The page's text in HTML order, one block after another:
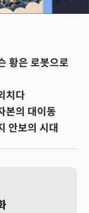
황은 로봇으로
치다
본의 대이동
안보의 시대